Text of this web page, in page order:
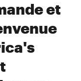
et